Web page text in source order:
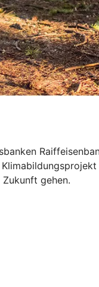
gehen.